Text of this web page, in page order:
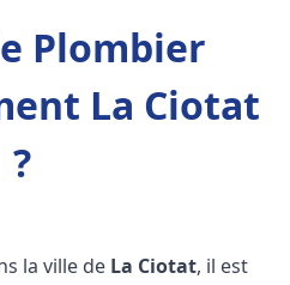
Plombier
La Ciotat
?
la ville de La Ciotat, il est